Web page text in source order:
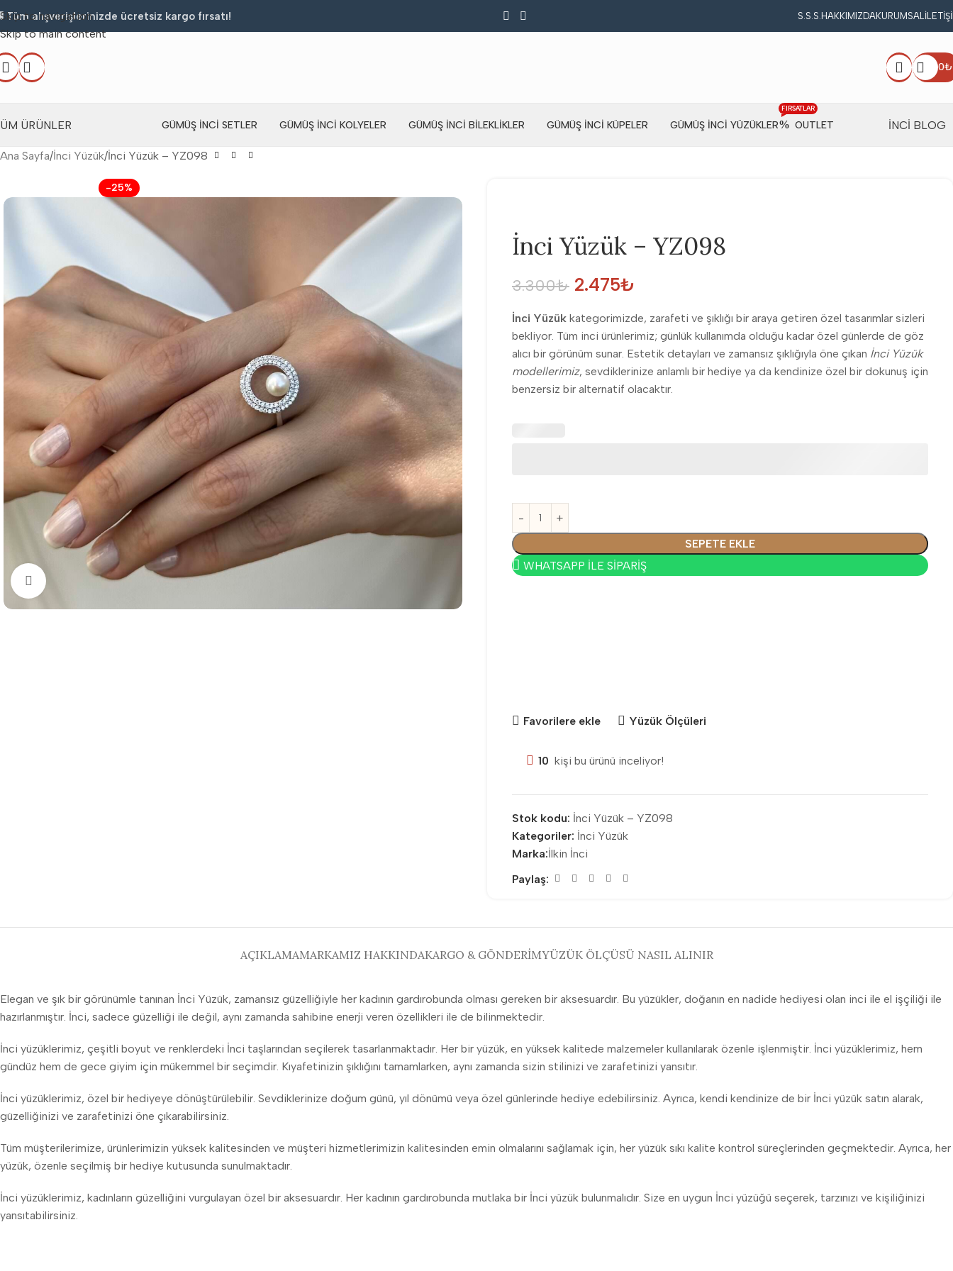
Skip to navigation
Skip to main content
Tüm alışverişlerinizde ücretsiz kargo fırsatı! S.S.S. HAKKIMIZDAKURUMSAL
0₺
ÜRÜNLER GÜMÜŞ İNCI SETLER GÜMÜŞ İNCI KOLYELER GÜMÜŞ İNCI BILEKLIKLER GÜMÜŞ İNCI KÜPELER GÜMÜŞ İNCI YÜZÜKLER OUTLET
FIRSATLAR
İNCİ BLOG
Ana Sayfa İnci Yüzük İnci Yüzük – YZ098
-25%
Büyütmek için tıklayın
İnci Yüzük – YZ098
3.300₺ 2.475₺
İnci Yüzük kategorimizde, zarafeti ve şıklığı bir araya getiren özel tasarımlar sizleri
bekliyor. Tüm inci ürünlerimiz; günlük kullanımda olduğu kadar özel günlerde de göz
alıcı bir görünüm sunar. Estetik detayları ve zamansız şıklığıyla öne çıkan İnci Yüzük
modellerimiz, sevdiklerinize anlamlı bir hediye ya da kendinize özel bir dokunuş için
benzersiz bir alternatif olacaktır.
SEPETE EKLE
WHATSAPP İLE SİPARİŞ
Favorilere ekle Yüzük Ölçüleri
10 kişi bu ürünü inceliyor!
Stok kodu: İnci Yüzük – YZ098
Kategoriler: İnci Yüzük
Marka:İlkin İnci
Paylaş:
AÇIKLAMAMARKAMIZ HAKKINDAKARGO & GÖNDERIMYÜZÜK ÖLÇÜSÜ NASIL ALINIR
Elegan ve şık bir görünümle tanınan İnci Yüzük, zamansız güzelliğiyle her kadının gardırobunda olması gereken bir aksesuardır. Bu yüzükler, doğanın en nadide hediyesi olan inci ile el işçiliği ile
hazırlanmıştır. İnci, sadece güzelliği ile değil, aynı zamanda sahibine enerji veren özellikleri ile de bilinmektedir.
İnci yüzüklerimiz, çeşitli boyut ve renklerdeki İnci taşlarından seçilerek tasarlanmaktadır. Her bir yüzük, en yüksek kalitede malzemeler kullanılarak özenle işlenmiştir. İnci yüzüklerimiz, hem
gündüz hem de gece giyim için mükemmel bir seçimdir. Kıyafetinizin şıklığını tamamlarken, aynı zamanda sizin stilinizi ve zarafetinizi yansıtır.
İnci yüzüklerimiz, özel bir hediyeye dönüştürülebilir. Sevdiklerinize doğum günü, yıl dönümü veya özel günlerinde hediye edebilirsiniz. Ayrıca, kendi kendinize de bir İnci yüzük satın alarak,
güzelliğinizi ve zarafetinizi öne çıkarabilirsiniz.
Tüm müşterilerimize, ürünlerimizin yüksek kalitesinden ve müşteri hizmetlerimizin kalitesinden emin olmalarını sağlamak için, her yüzük sıkı kalite kontrol süreçlerinden geçmektedir. Ayrıca, her
yüzük, özenle seçilmiş bir hediye kutusunda sunulmaktadır.
İnci yüzüklerimiz, kadınların güzelliğini vurgulayan özel bir aksesuardır. Her kadının gardırobunda mutlaka bir İnci yüzük bulunmalıdır. Size en uygun İnci yüzüğü seçerek, tarzınızı ve kişiliğinizi
yansıtabilirsiniz.